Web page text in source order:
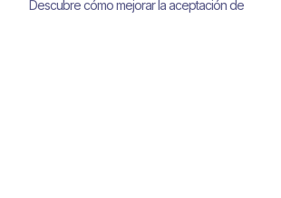
Descubre cómo mejorar la aceptación de